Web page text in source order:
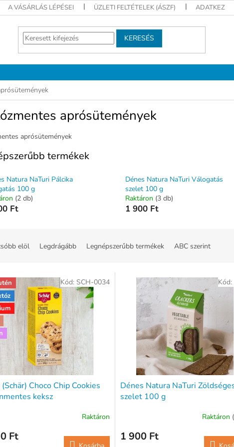
A VÁSÁRLÁS LÉPÉSEI ÜZLETI FELTÉTELEK (ÁSZF)
KERESÉS
aprósütemények
aprósütemények
termékek
Natura NaTuri Pálcika
100 g
(2 db)
Ft
Dénes Natura NaTuri Válogatás
szelet 100 g
Raktáron (3 db)
1 900 Ft
elöl Legdrágább Legnépszerűbb termékek ABC szerint
(Schär) Choco Chip Cookies
keksz
Raktáron
Ft
Kód: SCH-0034
Dénes Natura NaTuri
szelet 100 g
Raktáron
1 900 Ft
Kód: